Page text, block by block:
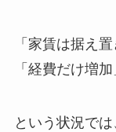
「家賃は据え置
「経費だけ増加
という状況で